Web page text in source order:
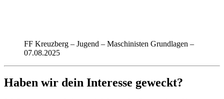
FF Kreuzberg – Jugend – Maschinisten Grundlagen –
07.08.2025
Haben wir dein Interesse geweckt?